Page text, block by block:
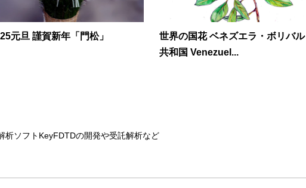
元旦 謹賀新年「門松」
世界の国花 ベネズエラ・ボリバル
共和国 Venezuel...
析ソフトKeyFDTDの開発や受託解析など